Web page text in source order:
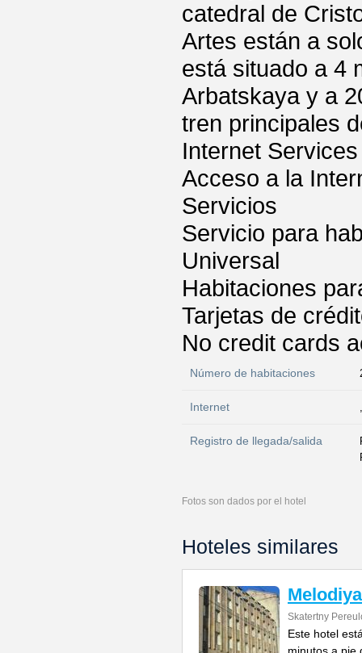
catedral de
Artes están a
está situado a 4
Arbatskaya y a
tren principales
Internet Services
Acceso a la
Servicios
Servicio para
Universal
Habitaciones
Tarjetas de
No credit cards
Número de habitaciones
Internet
Registro de llegada/salida
Fotos son dados por el hotel
Hoteles similares
Melodiya
Skatertny
Este hotel